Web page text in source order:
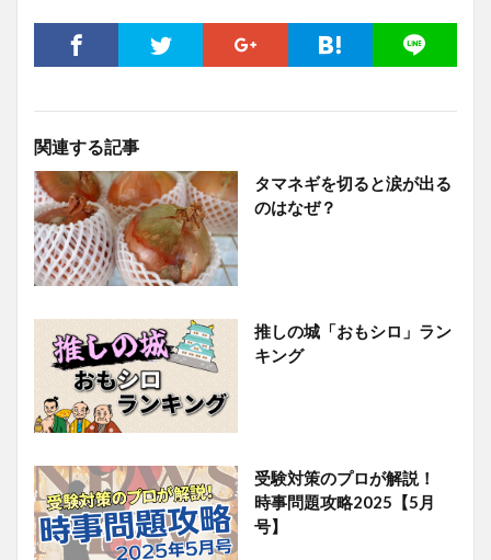
関連する記事
タマネギを切ると涙が出る
のはなぜ？
推しの城「おもシロ」ラン
キング
受験対策のプロが解説！
時事問題攻略2025【5月
号】